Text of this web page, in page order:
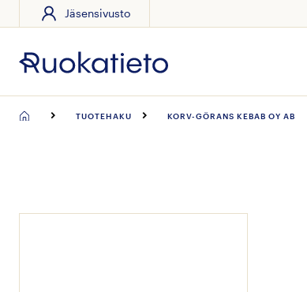
sisältöön
Jäsensivusto
TUOTEHAKU KORV-GÖRANS KEBAB OY AB